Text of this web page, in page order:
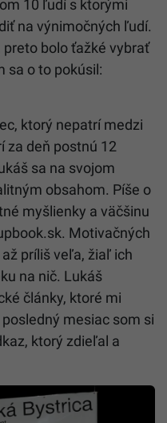
10 ľudí s ktorými
na výnimočných ľudí.
bolo ťažké vybrať
sa o to pokúsil:
ktorý nepatrí medzi
za deň postnú 12
sa na svojom
obsahom. Píše o
myšlienky a väčšinu
Motivačných
príliš veľa, žiaľ ich
na nič. Lukáš
články, ktoré mi
mesiac som si
ktorý zdieľal a